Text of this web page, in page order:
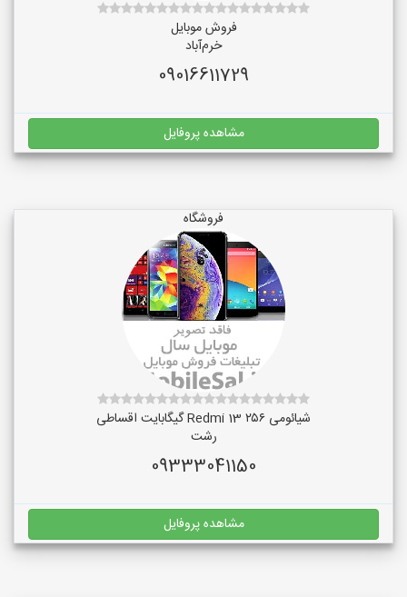
فروش موبایل
خرم‌آباد
09016611729
مشاهده پروفایل
فروشگاه
شیائومی Redmi 13 ۲۵۶ گیگابایت اقساطی
رشت
09333041150
مشاهده پروفایل